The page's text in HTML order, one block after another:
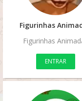
Figurinhas
Figurinhas
ENTRAR